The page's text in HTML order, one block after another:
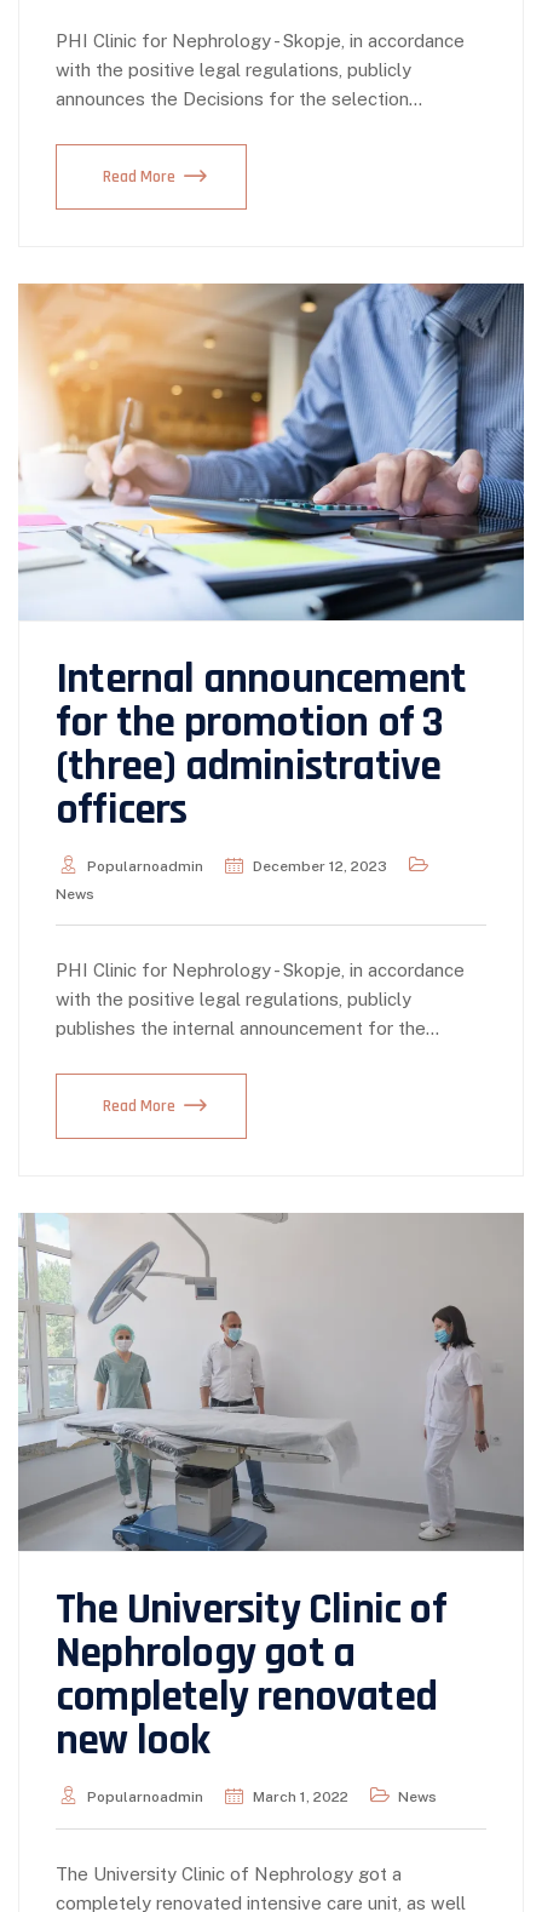
PHI Clinic for Nephrology - Skopje, in accordance
with the positive legal regulations, publicly
announces the Decisions for the selection…
Read More
Internal announcement
for the promotion of 3
(three) administrative
officers
Popularnoadmin
December 12, 2023
News
PHI Clinic for Nephrology - Skopje, in accordance
with the positive legal regulations, publicly
publishes the internal announcement for the…
Read More
The University Clinic of
Nephrology got a
completely renovated
new look
Popularnoadmin March 1, 2022 News
The University Clinic of Nephrology got a
completely renovated intensive care unit, as well